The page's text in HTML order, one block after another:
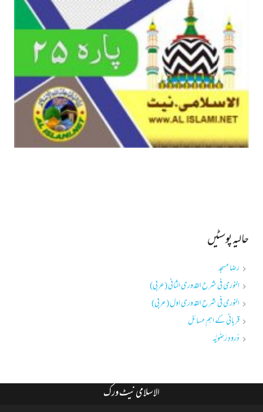
حالیہ پوسٹیں
رضا مسجد
النوری فی شرح القدوری الثانی (عربی)
النوری فی شرح القدوری اول (عربی)
قربانی کے اہم مسائل
دُرودِ رَضَویَّہ
الاسلامی نیٹ ورک